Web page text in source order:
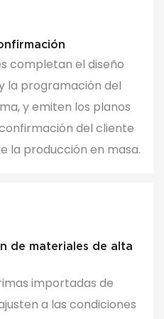
completan el diseño
la programación del
y ​​emiten los planos
del cliente
la producción en masa.
de materiales de alta
importadas de
a las condiciones